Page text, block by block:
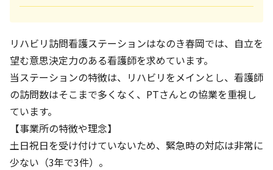
リハビリ訪問看護ステーションはなのき春岡では、自立を
望む意思決定力のある看護師を求めています。
当ステーションの特徴は、リハビリをメインとし、看護師
の訪問数はそこまで多くなく、PTさんとの協業を重視し
ています。
【事業所の特徴や理念】
土日祝日を受け付けていないため、緊急時の対応は非常に
少ない（3年で3件）。